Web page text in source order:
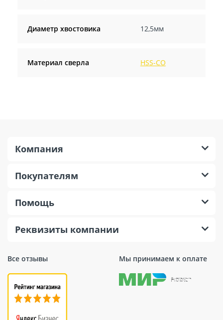
Диаметр хвостовика 12,5мм
Материал сверла HSS-CO
Все отзывы Мы принимаем к оплате
Компания
Покупателям
Помощь
Реквизиты компании